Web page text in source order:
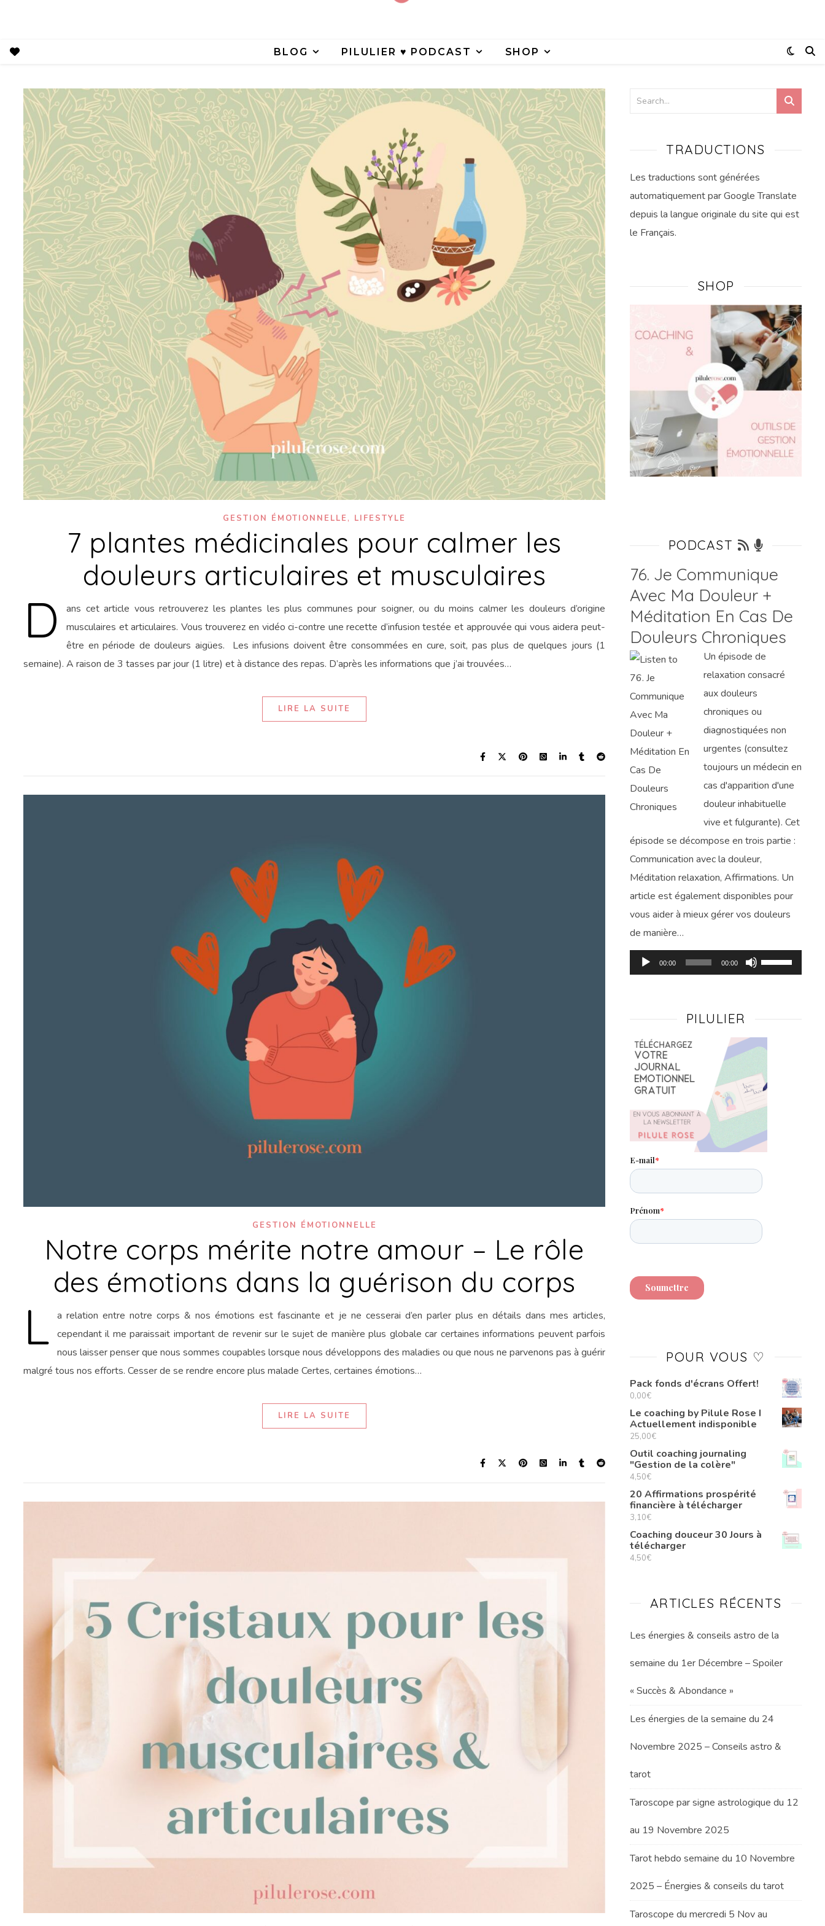
BLOG PILULIER ♥︎ PODCAST SHOP
GESTION ÉMOTIONNELLE , LIFESTYLE
7 plantes médicinales pour calmer les
douleurs articulaires et musculaires
D
ans cet article vous retrouverez les plantes les plus communes pour soigner, ou du moins calmer les douleurs d’origine
musculaires et articulaires. Vous trouverez en vidéo ci-contre une recette d’infusion testée et approuvée qui vous aidera peut-
être en période de douleurs aigües. Les infusions doivent être consommées en cure, soit, pas plus de quelques jours (1
semaine). A raison de 3 tasses par jour (1 litre) et à distance des repas. D’après les informations que j’ai trouvées…
LIRE LA SUITE
GESTION ÉMOTIONNELLE
Notre corps mérite notre amour – Le rôle
des émotions dans la guérison du corps
L a relation entre notre corps & nos émotions est fascinante et je ne cesserai d’en parler plus en détails dans mes articles,
cependant il me paraissait important de revenir sur le sujet de manière plus globale car certaines informations peuvent parfois
nous laisser penser que nous sommes coupables lorsque nous développons des maladies ou que nous ne parvenons pas à guérir
malgré tous nos efforts. Cesser de se rendre encore plus malade Certes, certaines émotions…
LIRE LA SUITE
TRADUCTIONS
Les traductions sont générées
automatiquement par Google Translate
depuis la langue originale du site qui est
le Français.
SHOP
PODCAST
76. Je Communique
Avec Ma Douleur +
Méditation En Cas De
Douleurs Chroniques
Un épisode de
relaxation consacré
aux douleurs
chroniques ou
diagnostiquées non
urgentes (consultez
toujours un médecin en
cas d'apparition d'une
douleur inhabituelle
vive et fulgurante). Cet
épisode se décompose en trois partie :
Communication avec la douleur,
Méditation relaxation, Affirmations. Un
article est également disponibles pour
vous aider à mieux gérer vos douleurs
de manière…
Lecteur
audio
00:00 00:00
Utilisez
les
augmenter
diminuer
le
PILULIER
POUR VOUS ♡
Pack fonds d'écrans Offert!
0,00€
Le coaching by Pilule Rose I
Actuellement indisponible
25,00€
Outil coaching journaling
"Gestion de la colère"
4,50€
20 Affirmations prospérité
financière à télécharger
3,10€
Coaching douceur 30 Jours à
télécharger
4,50€
ARTICLES RÉCENTS
Les énergies & conseils astro de la
semaine du 1er Décembre – Spoiler
« Succès & Abondance »
Les énergies de la semaine du 24
Novembre 2025 – Conseils astro &
tarot
Taroscope par signe astrologique du 12
au 19 Novembre 2025
Tarot hebdo semaine du 10 Novembre
2025 – Énergies & conseils du tarot
Taroscope du mercredi 5 Nov au